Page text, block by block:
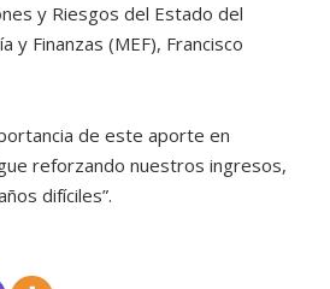
y Riesgos del Estado del
y Finanzas (MEF), Francisco
de este aporte en
reforzando nuestros ingresos,
difíciles”.